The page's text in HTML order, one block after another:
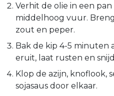
Verhit de olie in een
middelhoog vuur.
zout en peper.
Bak de kip 4-5 minuten
eruit, laat rusten en
Klop de azijn, knoflook,
sojasaus door elkaar.